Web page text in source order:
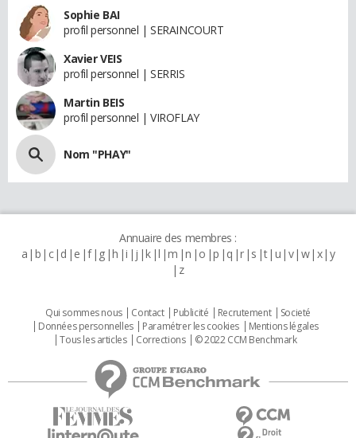
Sophie BAI
profil personnel | SERAINCOURT
Xavier VEIS
profil personnel | SERRIS
Martin BEIS
profil personnel | VIROFLAY
Nom "PHAY"
Annuaire des membres :
a b c d e f g h i j k l m n o p q r s t u v w x y
z
Qui sommes nous Contact Publicité Recrutement
Societé
Données personnelles
Paramétrer les cookies
Mentions légales
Tous les articles
Corrections © 2022 CCM Benchmark